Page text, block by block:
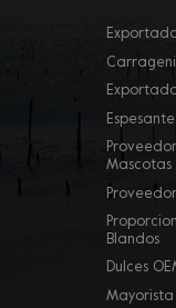
Mascotas
Blandos
Dulces
Mayorista